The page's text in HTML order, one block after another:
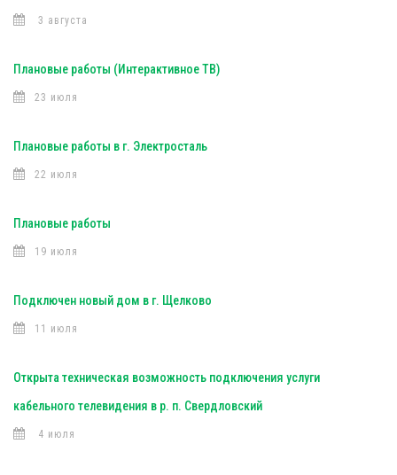
3 августа
Плановые работы (Интерактивное ТВ)
23 июля
Плановые работы в г. Электросталь
22 июля
Плановые работы
19 июля
Подключен новый дом в г. Щелково
11 июля
Открыта техническая возможность подключения услуги
кабельного телевидения в р. п. Свердловский
4 июля